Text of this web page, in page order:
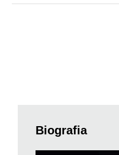
una serie di incontri avuti
Jena, città della Turingia di
Biografia